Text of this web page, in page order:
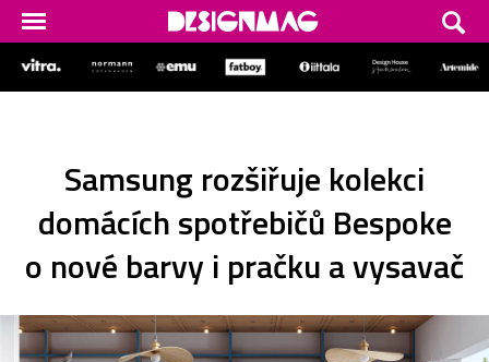
Samsung rozšiřuje kolekci
domácích spotřebičů Bespoke
o nové barvy i pračku a vysavač